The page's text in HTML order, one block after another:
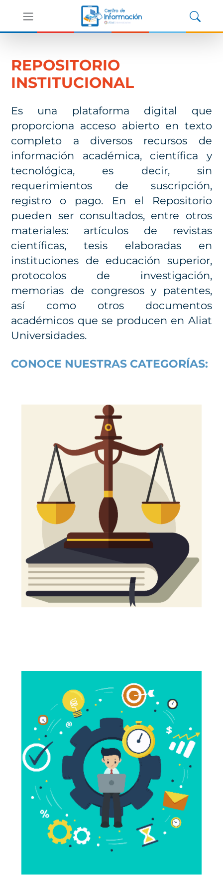
REPOSITORIO
INSTITUCIONAL
Es una plataforma digital que
proporciona acceso abierto en texto
completo a diversos recursos de
información académica, científica y
tecnológica, es decir, sin
requerimientos de suscripción,
registro o pago. En el Repositorio
pueden ser consultados, entre otros
materiales: artículos de revistas
científicas, tesis elaboradas en
instituciones de educación superior,
protocolos de investigación,
memorias de congresos y patentes,
así como otros documentos
académicos que se producen en Aliat
Universidades.
CONOCE NUESTRAS CATEGORÍAS: